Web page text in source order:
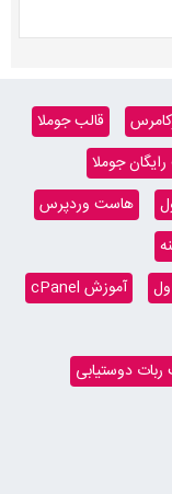
قالب جوملا
جوملا
هاست وردپرس
آموزش cPanel
دوستیابی